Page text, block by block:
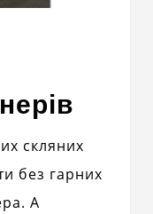
скляних
без гарних
А